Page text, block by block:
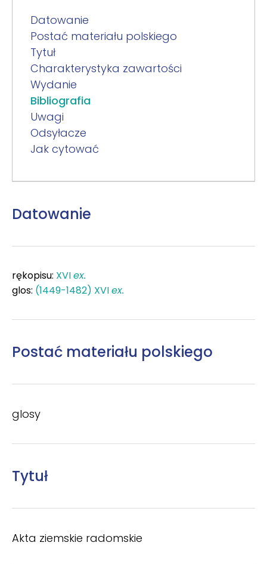
Datowanie
Postać materiału polskiego
Tytuł
Charakterystyka zawartości
Wydanie
Bibliografia
Uwagi
Odsyłacze
Jak cytować
Datowanie
rękopisu: XVIex.
glos: (1449-1482) XVIex.
Postać materiału polskiego
glosy
Tytuł
Akta ziemskie radomskie